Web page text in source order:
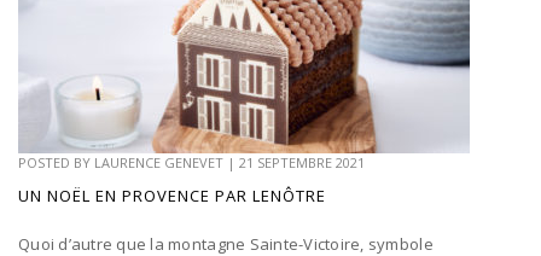
POSTED BY LAURENCE GENEVET | 21 SEPTEMBRE 2021
UN NOËL EN PROVENCE PAR LENÔTRE
Quoi d’autre que la montagne Sainte-Victoire, symbole